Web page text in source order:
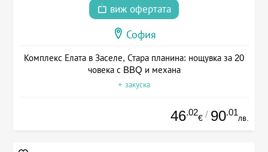
виж офертата
София
Комплекс Елата в Заселе, Стара планина: нощувка за 20
човека с BBQ и механа
+ закуска
46.02
€ / 90.01
лв.